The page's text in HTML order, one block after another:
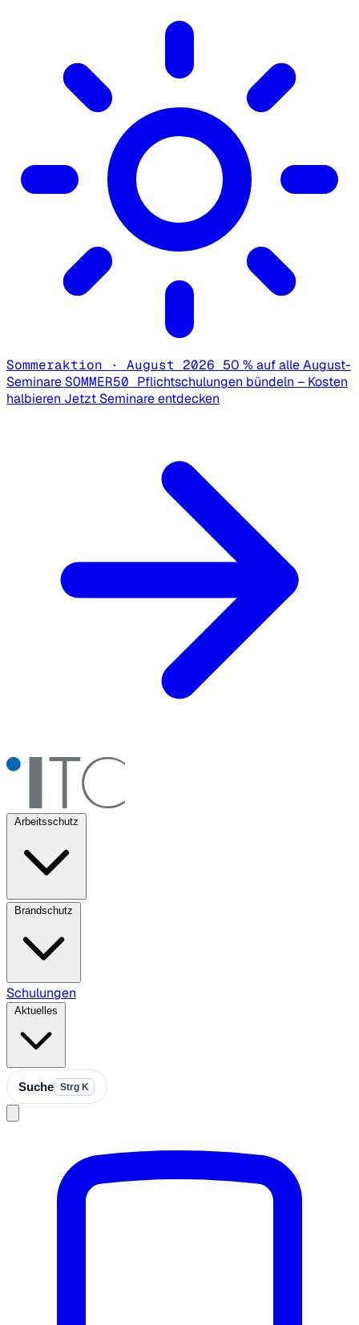
Sommeraktion · August 2026 50 % auf alle August-
SeminareSOMMER50 Pflichtschulungen bündeln – Kosten
halbieren Jetzt Seminare entdecken
Arbeitsschutz
Brandschutz
Schulungen
Aktuelles
Suche Strg K